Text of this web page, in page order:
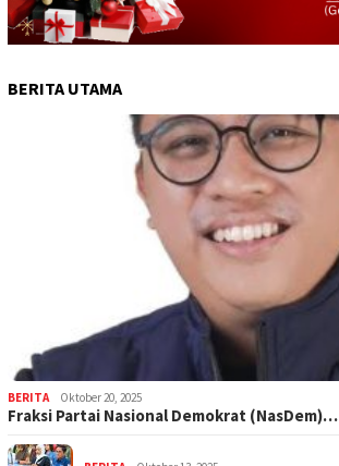
BERITA UTAMA
BERITA Oktober 20, 2025
Fraksi Partai Nasional Demokrat (NasDem)…